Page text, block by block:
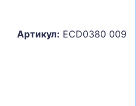
Артикул: ECD0380 009